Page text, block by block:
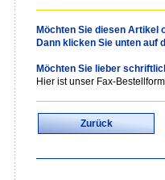
Möchten Sie diesen Artikel
Dann klicken Sie unten auf
Möchten Sie lieber
Hier ist unser Fax-
Zurück